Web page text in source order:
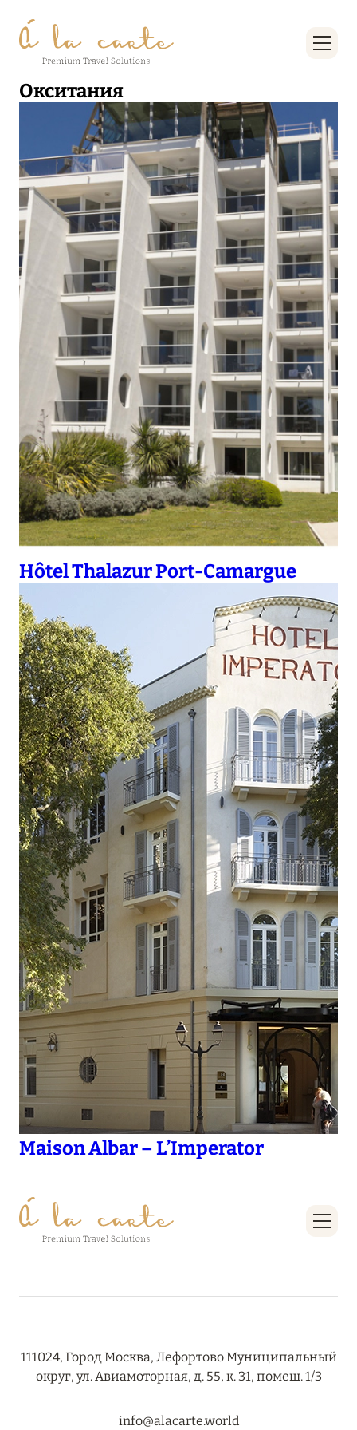
Окситания
Hôtel Thalazur Port-Camargue
Maison Albar – L’Imperator
111024, Город Москва, Лефортово Муниципальный
округ, ул. Авиамоторная, д. 55, к. 31, помещ. 1/3
info@alacarte.world